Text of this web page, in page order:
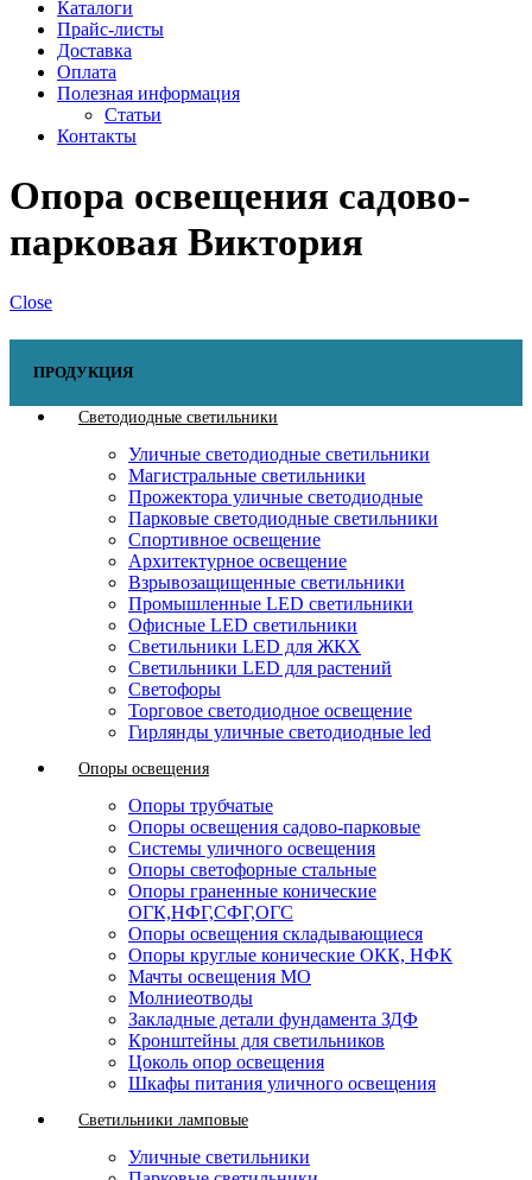
Каталоги
Прайс-листы
Доставка
Оплата
Полезная информация
Статьи
Контакты
Опора освещения садово-
парковая Виктория
Close
ПРОДУКЦИЯ
Светодиодные светильники
Уличные светодиодные светильники
Магистральные светильники
Прожектора уличные светодиодные
Парковые светодиодные светильники
Спортивное освещение
Архитектурное освещение
Взрывозащищенные светильники
Промышленные LED светильники
Офисные LED светильники
Cветильники LED для ЖКХ
Светильники LED для растений
Светофоры
Торговое светодиодное освещение
Гирлянды уличные светодиодные led
Опоры освещения
Опоры трубчатые
Опоры освещения садово-парковые
Системы уличного освещения
Опоры светофорные стальные
Опоры граненные конические
ОГК,НФГ,СФГ,ОГС
Опоры освещения складывающиеся
Опоры круглые конические ОКК, НФК
Мачты освещения МО
Молниеотводы
Закладные детали фундамента ЗДФ
Кронштейны для светильников
Цоколь опор освещения
Шкафы питания уличного освещения
Светильники ламповые
Уличные светильники